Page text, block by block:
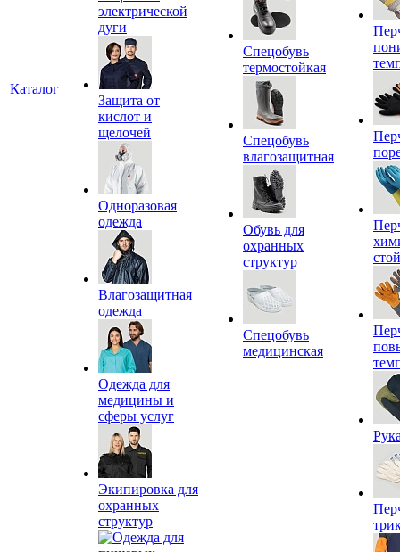
Каталог
электрической
дуги
Защита от
кислот и
щелочей
Одноразовая
одежда
Влагозащитная
одежда
Одежда для
медицины и
сферы услуг
Экипировка для
охранных
структур
Спецобувь
термостойкая
Спецобувь
влагозащитная
Обувь для
охранных
структур
Спецобувь
медицинская